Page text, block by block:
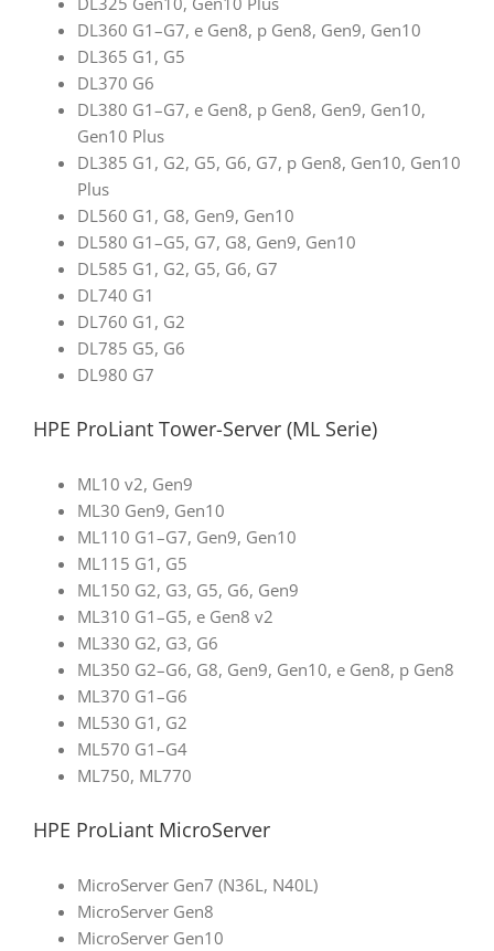
DL360 G1–G7, e Gen8, p Gen8, Gen9, Gen10
DL365 G1, G5
DL370 G6
DL380 G1–G7, e Gen8, p Gen8, Gen9, Gen10,
Gen10 Plus
DL385 G1, G2, G5, G6, G7, p Gen8, Gen10, Gen10
Plus
DL560 G1, G8, Gen9, Gen10
DL580 G1–G5, G7, G8, Gen9, Gen10
DL585 G1, G2, G5, G6, G7
DL740 G1
DL760 G1, G2
DL785 G5, G6
DL980 G7
HPE ProLiant Tower-Server (ML Serie)
ML10 v2, Gen9
ML30 Gen9, Gen10
ML110 G1–G7, Gen9, Gen10
ML115 G1, G5
ML150 G2, G3, G5, G6, Gen9
ML310 G1–G5, e Gen8 v2
ML330 G2, G3, G6
ML350 G2–G6, G8, Gen9, Gen10, e Gen8, p Gen8
ML370 G1–G6
ML530 G1, G2
ML570 G1–G4
ML750, ML770
HPE ProLiant MicroServer
MicroServer Gen7 (N36L, N40L)
MicroServer Gen8
MicroServer Gen10